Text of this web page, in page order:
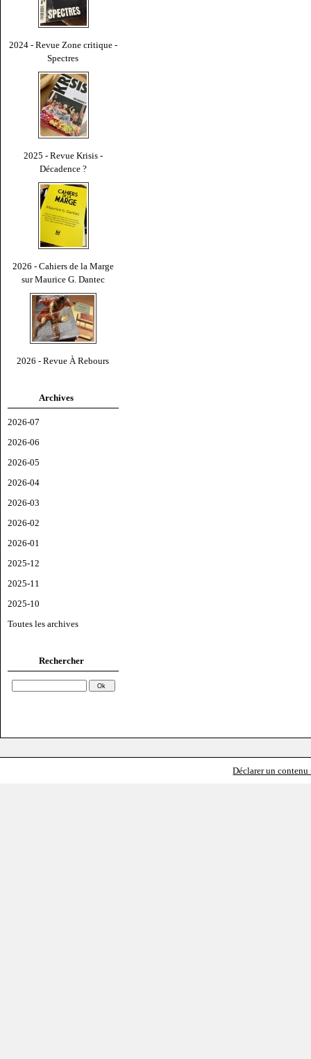
2024 - Revue Zone critique -
Spectres
2025 - Revue Krisis -
Décadence ?
2026 - Cahiers de la Marge
sur Maurice G. Dantec
2026 - Revue À Rebours
Archives
2026-07
2026-06
2026-05
2026-04
2026-03
2026-02
2026-01
2025-12
2025-11
2025-10
Toutes les archives
Rechercher
Déclarer un